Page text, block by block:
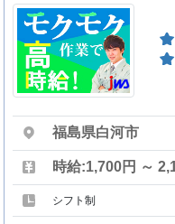
福島県白河市
時給:1,700円 ～
シフト制